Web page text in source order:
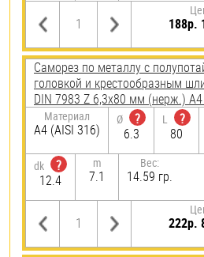
188р.
Саморез по металлу с
головкой и крестообразным
DIN 7983 Z 6,3х80 мм (нерж.)
Материал
A4 (AISI 316)
Ø
?
6.3
L
?
80
dk
?
12.4
m
7.1
Вес:
14.59 гр.
222р.